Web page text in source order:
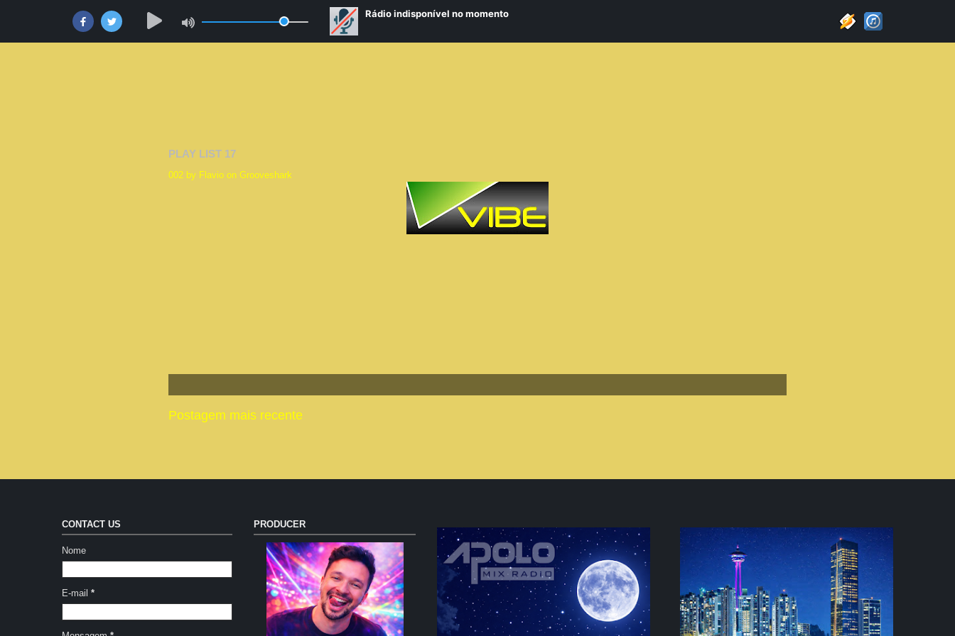
PLAY LIST 17
002 by Flavio on Grooveshark
Postagem mais recente
CONTACT US
Nome
E-mail *
PRODUCER